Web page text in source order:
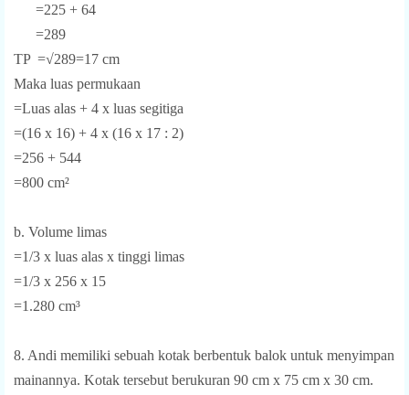
=225 + 64
=289
TP =√289=17 cm
Maka luas permukaan
=Luas alas + 4 x luas segitiga
=(16 x 16) + 4 x (16 x 17 : 2)
=256 + 544
=800 cm²
b. Volume limas
=1/3 x luas alas x tinggi limas
=1/3 x 256 x 15
=1.280 cm³
8. Andi memiliki sebuah kotak berbentuk balok untuk menyimpan
mainannya. Kotak tersebut berukuran 90 cm x 75 cm x 30 cm.